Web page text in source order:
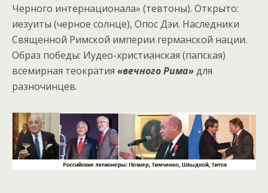
Черного интернационала» (тевтоны). Открыто:
иезуиты (черное солнце), Опос Дэи. Наследники
Священной Римской империи германской нации.
Образ победы: Иудео-христианская (папская)
всемирная теократия «вечного Рима»для
разночинцев.